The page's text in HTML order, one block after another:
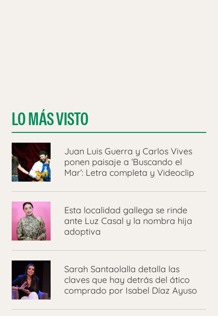
LO MÁS VISTO
Juan Luis Guerra y Carlos Vives
ponen paisaje a ‘Buscando el
Mar’: Letra completa y Videoclip
Esta localidad gallega se rinde
ante Luz Casal y la nombra hija
adoptiva
Sarah Santaolalla detalla las
claves que hay detrás del ático
comprado por Isabel Díaz Ayuso